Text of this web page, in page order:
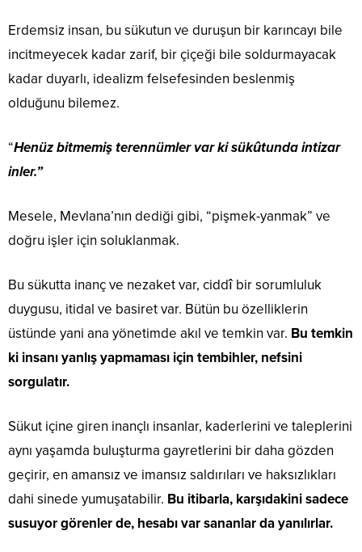
Erdemsiz insan, bu sükutun ve duruşun bir karıncayı bile
incitmeyecek kadar zarif, bir çiçeği bile soldurmayacak
kadar duyarlı, idealizm felsefesinden beslenmiş
olduğunu bilemez.
“Henüz bitmemiş terennümler var ki sükûtunda intizar
inler.”
Mesele, Mevlana’nın dediği gibi, “pişmek-yanmak” ve
doğru işler için soluklanmak.
Bu sükutta inanç ve nezaket var, ciddî bir sorumluluk
duygusu, itidal ve basiret var. Bütün bu özelliklerin
üstünde yani ana yönetimde akıl ve temkin var. Bu temkin
ki insanı yanlış yapmaması için tembihler, nefsini
sorgulatır.
Sükut içine giren inançlı insanlar, kaderlerini ve taleplerini
aynı yaşamda buluşturma gayretlerini bir daha gözden
geçirir, en amansız ve imansız saldırıları ve haksızlıkları
dahi sinede yumuşatabilir. Bu itibarla, karşıdakini sadece
susuyor görenler de, hesabı var sananlar da yanılırlar.